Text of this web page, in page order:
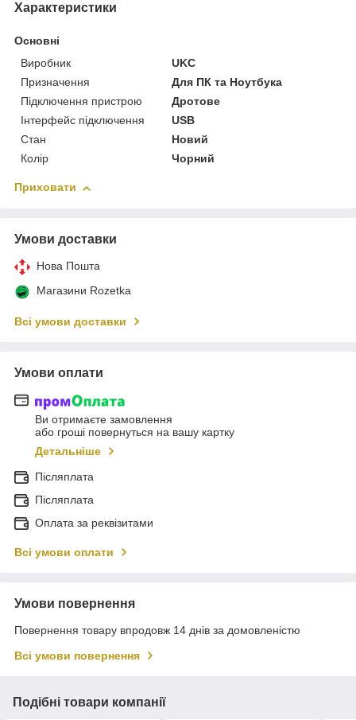
Характеристики
Основні
Виробник
UKC
Призначення
Для ПК та Ноутбука
Підключення пристрою
Дротове
Інтерфейс підключення
USB
Стан
Новий
Колір
Чорний
Приховати
Умови доставки
Нова Пошта
Магазини Rozetka
Всі умови доставки
Умови оплати
Ви отримаєте замовлення
або гроші повернуться на вашу картку
Детальніше
Післяплата
Післяплата
Оплата за реквізитами
Всі умови оплати
Умови повернення
Повернення товару впродовж 14 днів за домовленістю
Всі умови повернення
Подібні товари компанії